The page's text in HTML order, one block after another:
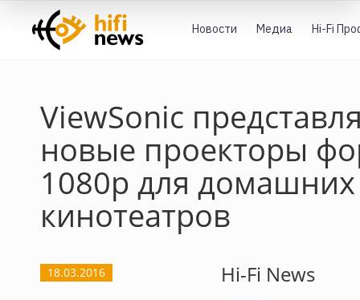
Новости Медиа Hi-Fi
ViewSonic
новые проекторы
1080p для домашних
кинотеатров
18.03.2016 Hi-Fi News